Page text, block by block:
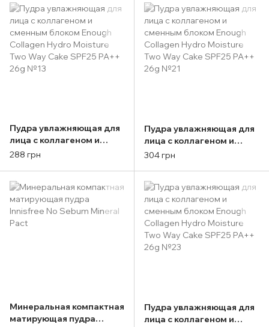
Пудра увлажняющая для
лица с коллагеном и
сменным блоком Enough
PA++ 26g №13
288 грн
Пудра увлажняющая для
лица с коллагеном и
сменным блоком Enough
26g №21
304 грн
Минеральная компактная
матирующая пудра
Пудра увлажняющая для
лица с коллагеном и